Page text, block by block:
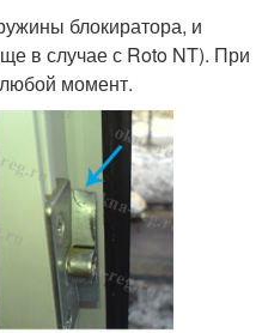
блокиратора, и
в случае с Roto NT). При
момент.